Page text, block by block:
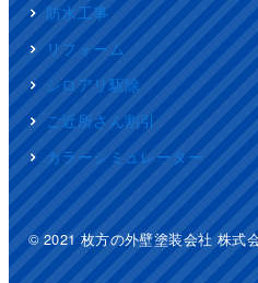
防水工事
リフォーム
シロアリ駆除
ご近所さん割引
カラーシミュレーター
© 2021 枚方の外壁塗装会社 株式